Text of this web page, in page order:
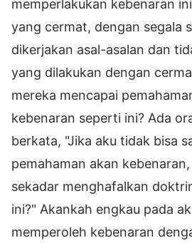
memperlakukan kebenaran
yang cermat, dengan segala
dikerjakan asal-asalan dan
yang dilakukan dengan
mereka mencapai
kebenaran seperti ini? Ada
berkata, "Jika aku tidak bisa
pemahaman akan
sekadar menghafalkan
ini?" Akankah engkau pada
memperoleh kebenaran